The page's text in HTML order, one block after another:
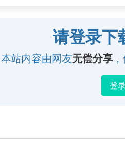
请登录下
本站内容由网友无偿分享
登